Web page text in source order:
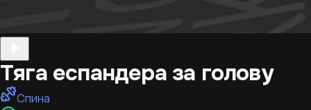
Тяга еспандера за голову
Спина